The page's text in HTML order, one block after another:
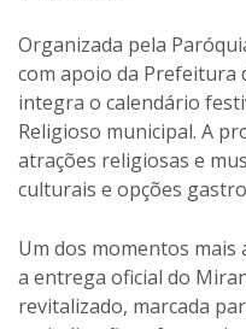
Organizada pela
com apoio da Prefeitura
integra o calendário
Religioso municipal. A
atrações religiosas e
culturais e opções
Um dos momentos mais
a entrega oficial do
revitalizado, marcada